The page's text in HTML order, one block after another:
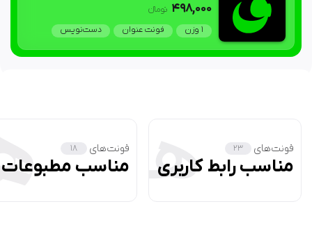
498,000 تومان‫ء‬‫
1 وزن
فونت عنوان دست‌نویس
فونت‌های 23
مناسب رابط کاربری
فونت‌های 18
مناسب مطبوعات